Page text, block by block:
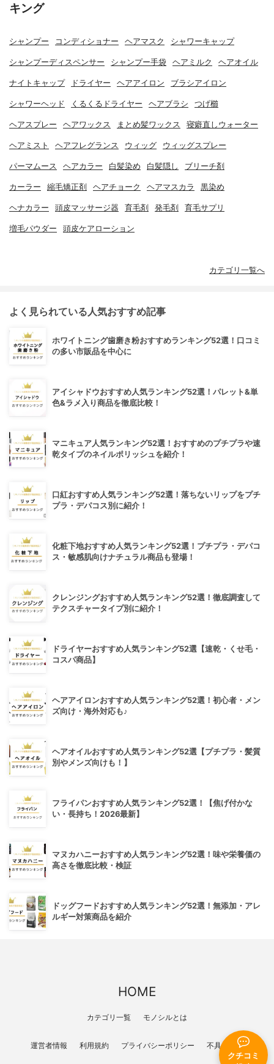
クチコミ
キング
シャンプー コンディショナー ヘアマスク シャワーキャップ
シャンプーディスペンサー シャンプー手袋 ヘアミルク ヘアオイル
ナイトキャップ ドライヤー ヘアアイロン ブラシアイロン
シャワーヘッド くるくるドライヤー ヘアブラシ つげ櫛
ヘアスプレー ヘアワックス まとめ髪ワックス 寝癖直しウォーター
ヘアミスト ヘアフレグランス ウィッグ ウィッグスプレー
パーマムース ヘアカラー 白髪染め 白髪隠し ブリーチ剤
カーラー 縮毛矯正剤 ヘアチョーク ヘアマスカラ 黒染め
ヘナカラー 頭皮マッサージ器 育毛剤 発毛剤 育毛サプリ
増毛パウダー 頭皮ケアローション
カテゴリ一覧へ
よく見られている人気おすすめ記事
ホワイトニング歯磨き粉おすすめランキング52選！口コミ
の多い市販品を中心に
アイシャドウおすすめ人気ランキング52選！パレット&単
色&ラメ入り商品を徹底比較！
マニキュア人気ランキング52選！おすすめのプチプラや速
乾タイプのネイルポリッシュを紹介！
口紅おすすめ人気ランキング52選！落ちないリップをプチ
プラ・デパコス別に紹介！
化粧下地おすすめ人気ランキング52選！プチプラ・デパコ
ス・敏感肌向けナチュラル商品も登場！
クレンジングおすすめ人気ランキング52選！徹底調査して
テクスチャータイプ別に紹介！
ドライヤーおすすめ人気ランキング52選【速乾・くせ毛・
コスパ商品】
ヘアアイロンおすすめ人気ランキング52選！初心者・メン
ズ向け・海外対応も♪
ヘアオイルおすすめ人気ランキング52選【プチプラ・髪質
別やメンズ向けも！】
フライパンおすすめ人気ランキング52選！【焦げ付かな
い・長持ち！2026最新】
マヌカハニーおすすめ人気ランキング52選！味や栄養価の
高さを徹底比較・検証
ドッグフードおすすめ人気ランキング52選！無添加・アレ
ルギー対策商品を紹介
HOME
カテゴリ一覧 モノシルとは
運営者情報 利用規約 プライバシーポリシー 不具合報告